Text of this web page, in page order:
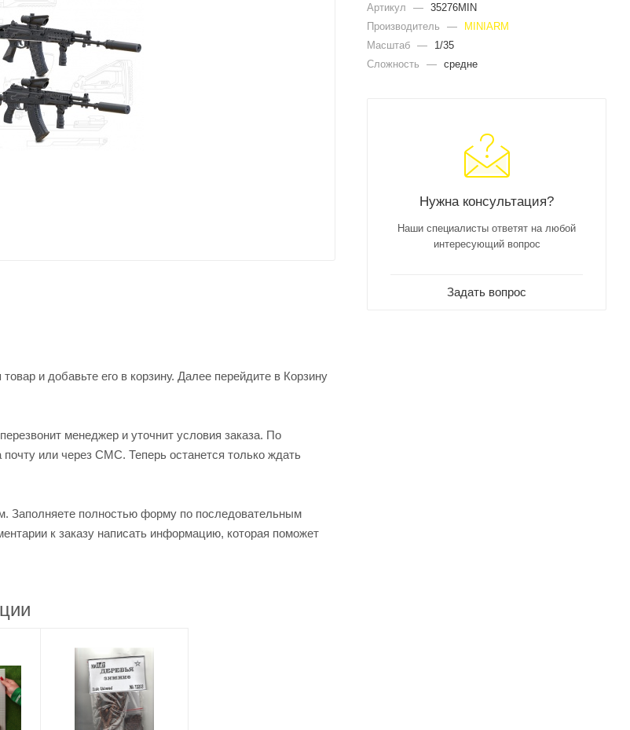
и добавьте его в корзину. Далее перейдите в Корзину
менеджер и уточнит условия заказа. По
или через СМС. Теперь останется только ждать
Заполняете полностью форму по последовательным
к заказу написать информацию, которая поможет
Артикул — 35276MIN
Производитель
—
MINIARM
Масштаб —
1/35
Сложность
— средне
Нужна консультация?
Наши специалисты ответят на любой
интересующий вопрос
Задать вопрос